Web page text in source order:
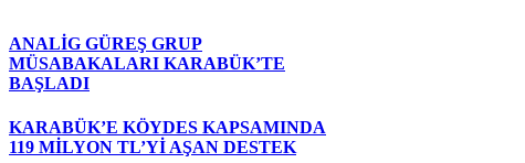
ANALİG GÜREŞ GRUP
MÜSABAKALARI KARABÜK’TE
BAŞLADI
KARABÜK’E KÖYDES KAPSAMINDA
119 MİLYON TL’Yİ AŞAN DESTEK